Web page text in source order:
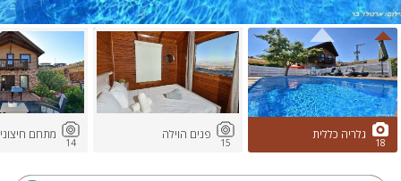
18
גלריה כללית
15
פנים הוילה
14
מתחם חיצוני